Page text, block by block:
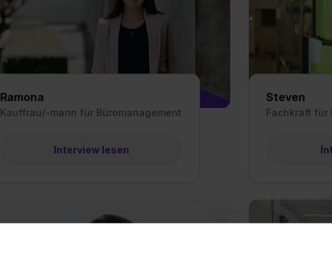
Ramona
Kauffrau/-mann für Büromanagement
Interview lesen
Steven
Fachkraft für